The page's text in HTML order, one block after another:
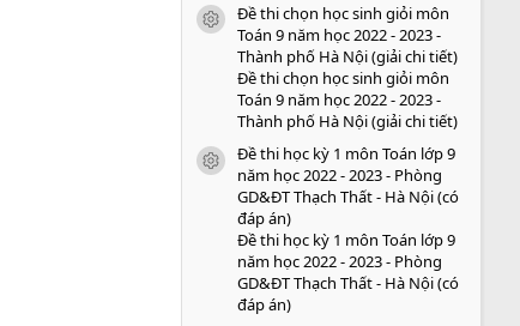
icon tài liệu
Đề thi chọn học sinh giỏi môn
Toán 9 năm học 2022 - 2023 -
Thành phố Hà Nội (giải chi tiết)
Đề thi chọn học sinh giỏi môn
Toán 9 năm học 2022 - 2023 -
Thành phố Hà Nội (giải chi tiết)
icon tài liệu
Đề thi học kỳ 1 môn Toán lớp 9
năm học 2022 - 2023 - Phòng
GD&ĐT Thạch Thất - Hà Nội (có
đáp án)
Đề thi học kỳ 1 môn Toán lớp 9
năm học 2022 - 2023 - Phòng
GD&ĐT Thạch Thất - Hà Nội (có
đáp án)